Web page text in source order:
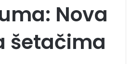
Nova
šetačima